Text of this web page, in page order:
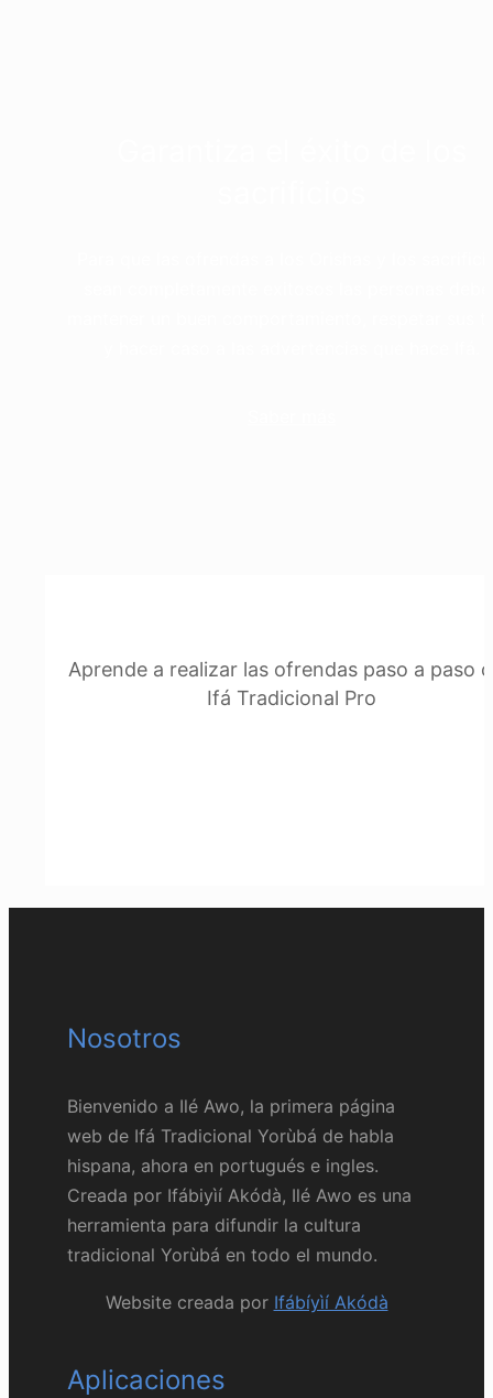
Aprende a realizar las ofrendas paso a paso
Ifá Tradicional Pro
Nosotros
Bienvenido a Ilé Awo, la primera página
web de Ifá Tradicional Yorùbá de habla
hispana, ahora en portugués e ingles.
Creada por Ifábiyìí Akódà, Ilé Awo es una
herramienta para difundir la cultura
tradicional Yorùbá en todo el mundo.
Website creada por Ifábíyìí Akódà
Aplicaciones